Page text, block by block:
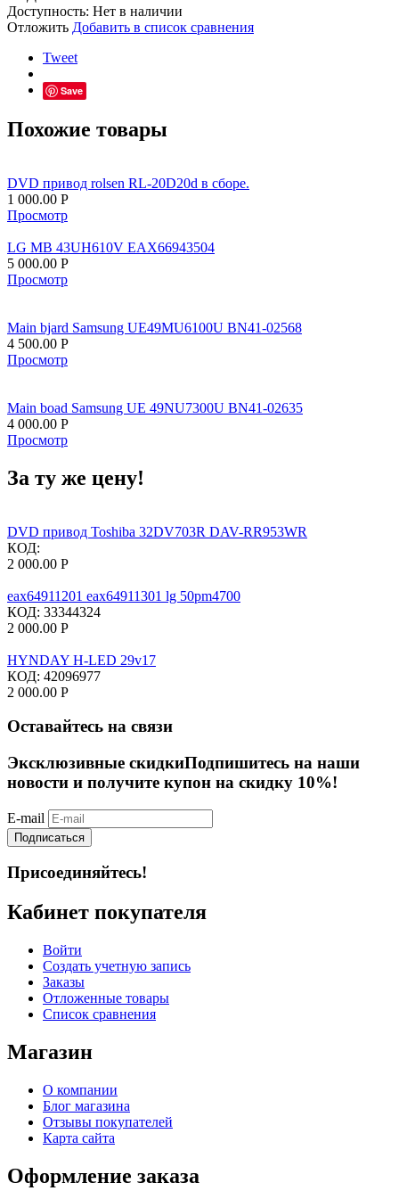
Доступность: Нет в наличии
Отложить Добавить в список сравнения
Tweet
Save
Похожие товары
DVD привод rolsen RL-20D20d в сборе.
1 000.00 Р
Просмотр
LG MB 43UH610V EAX66943504
5 000.00 Р
Просмотр
Main bjard Samsung UE49MU6100U BN41-02568
4 500.00 Р
Просмотр
Main boad Samsung UE 49NU7300U BN41-02635
4 000.00 Р
Просмотр
За ту же цену!
DVD привод Toshiba 32DV703R DAV-RR953WR
КОД:
2 000.00 Р
eax64911201 eax64911301 lg 50pm4700
КОД: 33344324
2 000.00 Р
HYNDAY H-LED 29v17
КОД: 42096977
2 000.00 Р
Оставайтесь на связи
Эксклюзивные скидкиПодпишитесь на наши
новости и получите купон на скидку 10%!
E-mail
Подписаться
Присоединяйтесь!
Кабинет покупателя
Войти
Создать учетную запись
Заказы
Отложенные товары
Список сравнения
Магазин
О компании
Блог магазина
Отзывы покупателей
Карта сайта
Оформление заказа